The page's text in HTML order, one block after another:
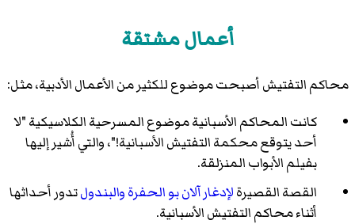
أعمال مشتقة
محاكم التفتيش أصبحت موضوع للكثير من الأعمال الأدبية، مثل:
كانت المحاكم الأسبانية موضوع المسرحية الكلاسيكية "لا
أحد يتوقع محكمة التفتيش الأسبانية!"، والتي أُشير إليها
بفيلم الأبواب المنزلقة.
القصة القصيرةلإدغار آلان بوالحفرة والبندولتدور أحداثها
أثناء محاكم التفتيش الأسبانية.